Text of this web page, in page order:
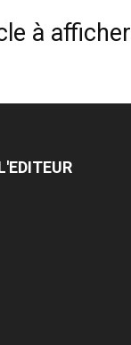
à afficher